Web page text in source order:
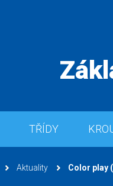
TŘÍDY
Aktuality Color play